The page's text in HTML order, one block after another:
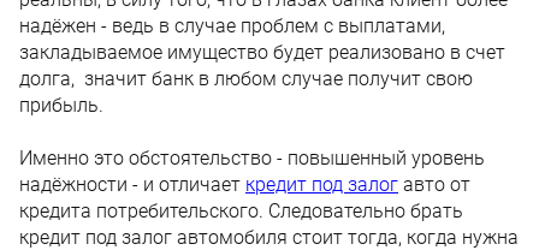
надёжен - ведь в случае проблем с выплатами,
закладываемое имущество будет реализовано в счет
долга, значит банк в любом случае получит свою
прибыль.
Именно это обстоятельство - повышенный уровень
надёжности - и отличает кредит под залог авто от
кредита потребительского. Следовательно брать
кредит под залог автомобиля стоит тогда, когда нужна